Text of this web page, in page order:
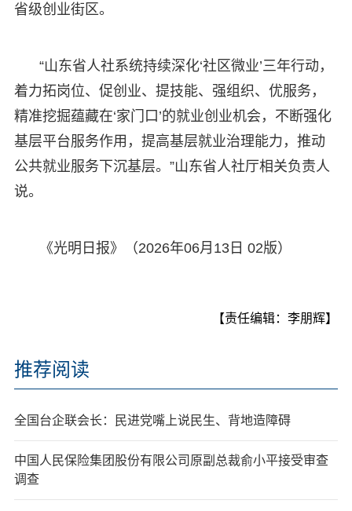
省级创业街区。
“山东省人社系统持续深化‘社区微业’三年行动，
着力拓岗位、促创业、提技能、强组织、优服务，
精准挖掘蕴藏在‘家门口’的就业创业机会，不断强化
基层平台服务作用，提高基层就业治理能力，推动
公共就业服务下沉基层。”山东省人社厅相关负责人
说。
《光明日报》（2026年06月13日 02版）
【责任编辑：李朋辉】
推荐阅读
全国台企联会长：民进党嘴上说民生、背地造障碍
中国人民保险集团股份有限公司原副总裁俞小平接受审查
调查